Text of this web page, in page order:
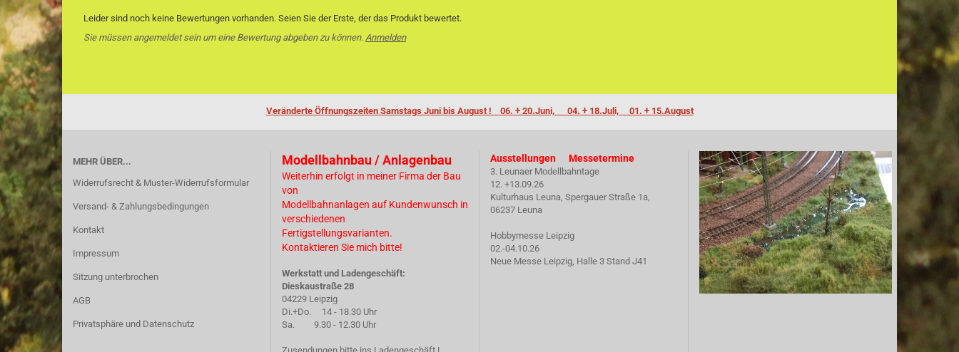
Leider sind noch keine Bewertungen vorhanden. Seien Sie der Erste, der das Produkt bewertet.
Sie müssen angemeldet sein um eine Bewertung abgeben zu können. Anmelden
Veränderte Öffnungszeiten Samstags Juni bis August ! 06. + 20.Juni, 04. + 18.Juli, 01. + 15.August
MEHR ÜBER...
Widerrufsrecht & Muster-Widerrufsformular
Versand- & Zahlungsbedingungen
Kontakt
Impressum
Sitzung unterbrochen
AGB
Privatsphäre und Datenschutz
Modellbahnbau / Anlagenbau
Weiterhin erfolgt in meiner Firma der Bau
von
Modellbahnanlagen auf Kundenwunsch in
verschiedenen
Fertigstellungsvarianten.
Kontaktieren Sie mich bitte!
Werkstatt und Ladengeschäft:
Dieskaustraße 28
04229 Leipzig
Di.+Do. 14 - 18.30 Uhr
Sa. 9.30 - 12.30 Uhr
Ausstellungen Messetermine
3. Leunaer Modellbahntage
12. +13.09.26
Kulturhaus Leuna, Spergauer Straße 1a,
06237 Leuna
Hobbymesse Leipzig
02.-04.10.26
Neue Messe Leipzig, Halle 3 Stand J41